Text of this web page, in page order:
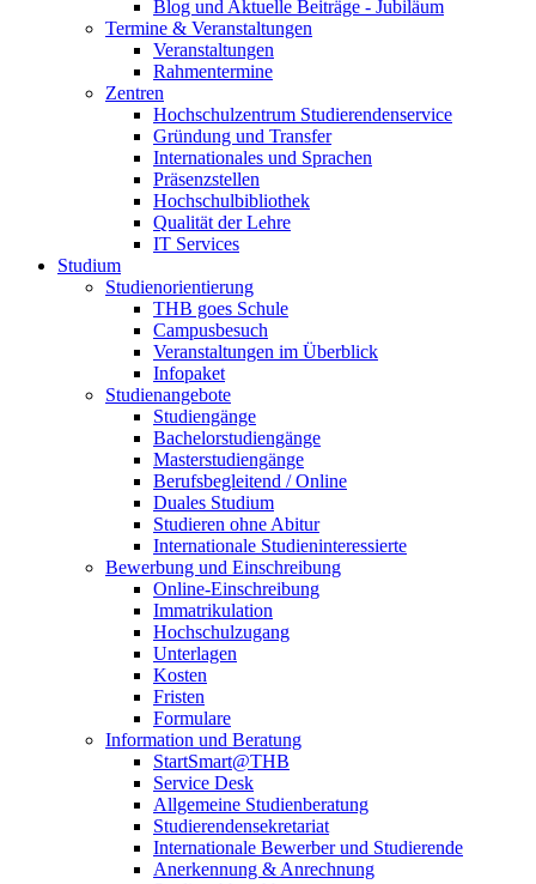
Blog und Aktuelle Beiträge - Jubiläum
Termine & Veranstaltungen
Veranstaltungen
Rahmentermine
Zentren
Hochschulzentrum Studierendenservice
Gründung und Transfer
Internationales und Sprachen
Präsenzstellen
Hochschulbibliothek
Qualität der Lehre
IT Services
Studium
Studienorientierung
THB goes Schule
Campusbesuch
Veranstaltungen im Überblick
Infopaket
Studienangebote
Studiengänge
Bachelorstudiengänge
Masterstudiengänge
Berufsbegleitend / Online
Duales Studium
Studieren ohne Abitur
Internationale Studieninteressierte
Bewerbung und Einschreibung
Online-Einschreibung
Immatrikulation
Hochschulzugang
Unterlagen
Kosten
Fristen
Formulare
Information und Beratung
StartSmart@THB
Service Desk
Allgemeine Studienberatung
Studierendensekretariat
Internationale Bewerber und Studierende
Anerkennung & Anrechnung